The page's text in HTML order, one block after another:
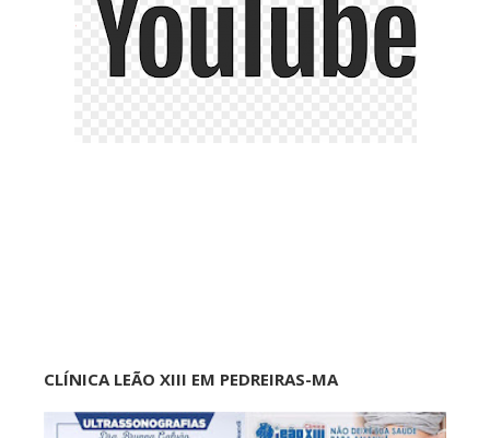
CLÍNICA LEÃO XIII EM PEDREIRAS-MA